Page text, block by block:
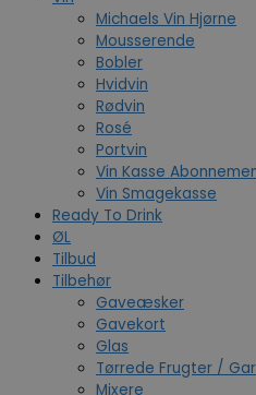
Michaels Vin Hjørne
Mousserende
Bobler
Hvidvin
Rødvin
Rosé
Portvin
Vin Kasse
Vin Smagekasse
Ready To Drink
ØL
Tilbud
Tilbehør
Gaveæsker
Gavekort
Glas
Tørrede Frugter /
Mixere